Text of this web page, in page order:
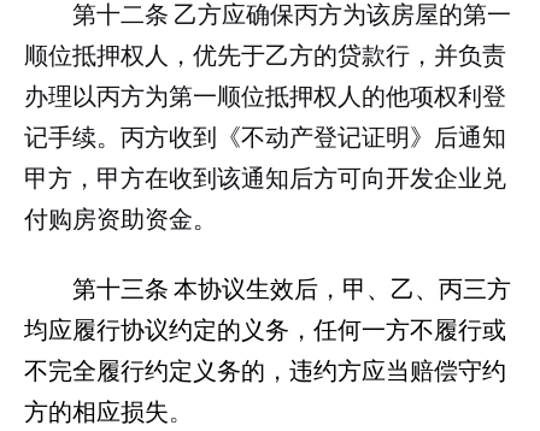
第十二条 乙方应确保丙方为该房屋的第一
顺位抵押权人，优先于乙方的贷款行，并负责
办理以丙方为第一顺位抵押权人的他项权利登
记手续。丙方收到《不动产登记证明》后通知
甲方，甲方在收到该通知后方可向开发企业兑
付购房资助资金。
第十三条 本协议生效后，甲、乙、丙三方
均应履行协议约定的义务，任何一方不履行或
不完全履行约定义务的，违约方应当赔偿守约
方的相应损失。